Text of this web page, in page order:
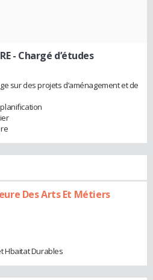
- Chargé d’études
sur des projets d’aménagement et de
Des Arts Et Métiers
Hbaitat Durables